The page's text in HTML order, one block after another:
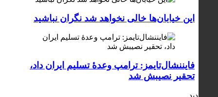
این خیابان‌ها خالی نخواهد شد نگران نباشید
فایننشال‌تایمز: ترامپ وعدۀ تسلیم ایران داد،
تحقیر نصیبش شد
جدید